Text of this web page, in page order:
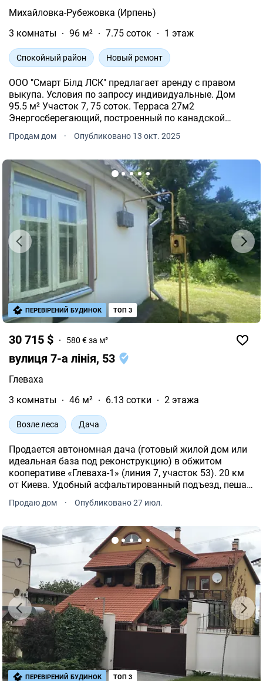
Михайловка-Рубежовка (Ирпень)
3 комнаты
96 м² 7.75 соток 1 этаж
Спокойный район Новый ремонт
ООО "Смарт Білд ЛСК" предлагает аренду с правом
выкупа. Условия по запросу индивидуальные. Дом
95.5 м² Участок 7, 75 соток. Терраса 27м2
Энергосберегающий, построенный по канадской
технологии-ЛСТК (легкие стальные тонкостенные
конструкции).
Продам дом · Опубликовано 13 окт. 2025
30 715 $ 580 € за м²
вулиця 7-а лінія, 53
Глеваха
3 комнаты
46 м² 6.13 сотки 2 этажа
Возле леса Дача
Продается автономная дача (готовый жилой дом или
идеальная база под реконструкцию) в обжитом
кооперативе «Глеваха-1» (линия 7, участок 53). 20 км
от Киева. Удобный асфальтированный подъезд, пешая
доступность до железнодорожной станции «Глеваха» и
маршруток. Рядом рынок, магазины, аптеки.
Продаю дом · Опубликовано 27 июл.
ПЕРЕВІРЕНИЙ БУДИНОК ТОП 3
ПЕРЕВІРЕНИЙ БУДИНОК ТОП 3